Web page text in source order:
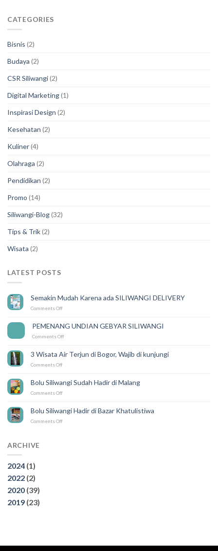
CATEGORIES
Bisnis (2)
Budaya (2)
CSR Siliwangi(2)
Digital Marketing(1)
Inspirasi Design (2)
Kesehatan (2)
Kuliner(4)
Olahraga (2)
Pendidikan (2)
Promo (14)
Siliwangi-Blog(32)
Tips & Trik(2)
Wisata (2)
LATEST POSTS
Semakin Mudah Karena ada SILIWANGI DELIVERY
Comments Offon
Karena
ada
DELIVERY
PEMENANG UNDIAN GEBYAR SILIWANGI
Comments Offon
GEBYAR
3 Wisata Air Terjun di Bogor, Wajib di kunjungi
Comments Offon
Air
Terjun
Bogor,
Wajib
di
Bolu Siliwangi Sudah Hadir di Malang
Comments Offon
Sudah
Hadir
Bolu Siliwangi Hadir di Bazar Khatulistiwa
Comments Offon
ARCHIVE
2024 (1)
2022 (2)
2020 (39)
2019 (23)